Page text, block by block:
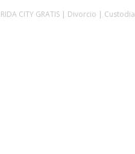
CITY GRATIS | Divorcio |